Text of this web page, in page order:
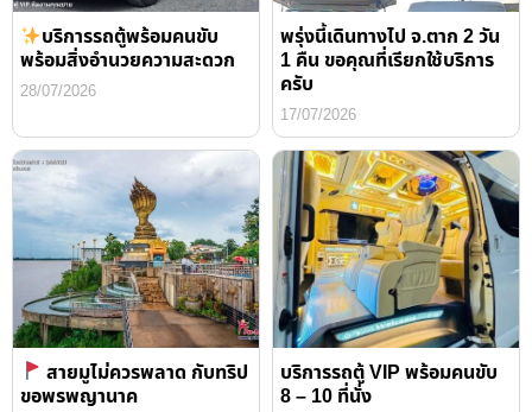
บริการรถตู้พร้อมคนขับ
พร้อมสิ่งอำนวยความสะดวก
28/07/2026
พรุ่งนี้เดินทางไป จ.ตาก 2 วัน
1 คืน ขอคุณที่เรียกใช้บริการ
ครับ
17/07/2026
สายมูไม่ควรพลาด กับทริป
ขอพรพญานาค
บริการรถตู้ VIP พร้อมคนขับ
8 – 10 ที่นั่ง